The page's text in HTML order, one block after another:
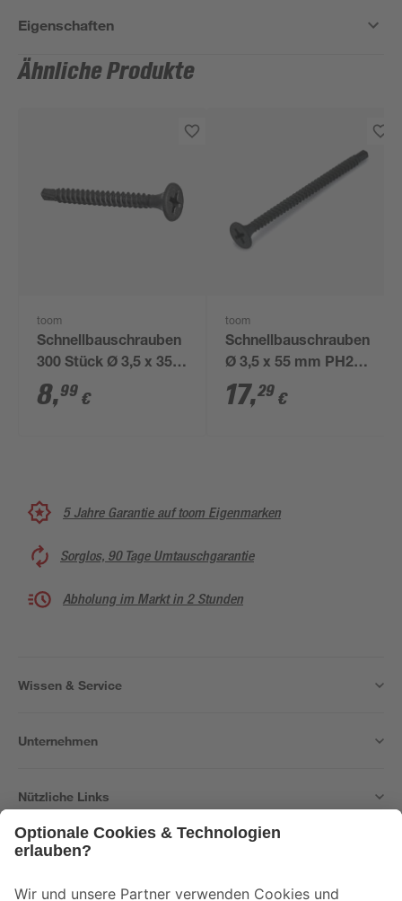
Eigenschaften
Ähnliche Produkte
toom
Schnellbauschrauben
300 Stück Ø 3,5 x 35
mm
8,99 €
toom
Schnellbauschrauben
Ø 3,5 x 55 mm PH2
300 Stück
17,29 €
5 Jahre Garantie auf toom Eigenmarken
Sorglos, 90 Tage Umtauschgarantie
Abholung im Markt in 2 Stunden
Wissen & Service
Unternehmen
Nützliche Links
Der toom Newsletter: Keine Angebote und Aktionen mehr verpassen!